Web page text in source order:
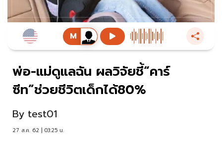
พ่อ-แม่ดูแลฉัน ผลวิจัยชี้“คาร์
ซีท”ช่วยชีวิตเด็กได้80%
By test01
27 ส.ค. 62 | 03:25 น.